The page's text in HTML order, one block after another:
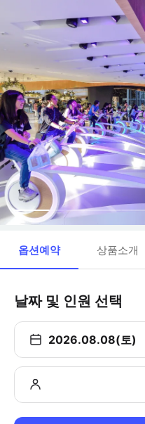
옵션예약 상품소개
날짜 및 인원 선택
2026.08.08(토)